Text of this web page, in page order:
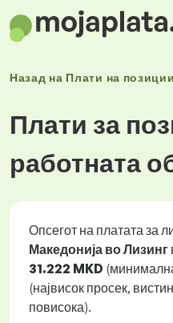
Назад на Плати на позиции
Плати за
работната
Опсегот на платата за
Македонија во Лизинг
31.222 MKD
(највисок просек,
повисока).